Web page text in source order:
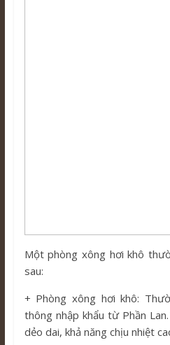
Một phòng xông hơi khô
sau:
+ Phòng xông hơi khô:
thông nhập khẩu từ Phần
dẻo dai, khả năng chịu nhiệt